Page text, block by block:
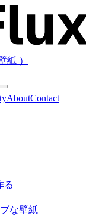
紙 ）
AboutContact
る
な壁紙